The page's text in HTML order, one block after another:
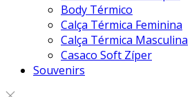
Body Térmico
Calça Térmica Feminina
Calça Térmica Masculina
Casaco Soft Zíper
Souvenirs